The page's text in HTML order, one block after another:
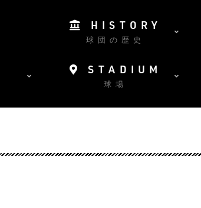
HISTORY
球団の歴史
STADIUM
球場